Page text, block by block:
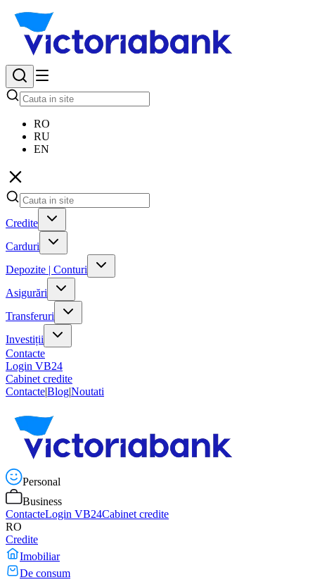
RO
RU
EN
Credite
Carduri
Depozite | Conturi
Asigurări
Transferuri
Investiții
Contacte
Login VB24
Cabinet credite
Contacte|Blog|Noutati
Personal
Business
ContacteLogin VB24Cabinet credite
RO
Credite
Imobiliar
De consum